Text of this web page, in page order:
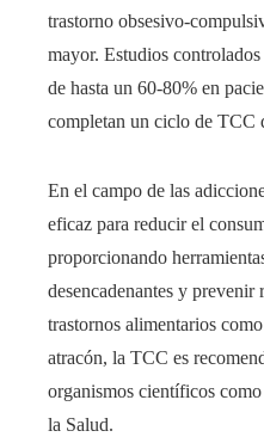
trastorno obsesivo-
mayor. Estudios
de hasta un 60-80% en
completan un ciclo de TCC
En el campo de las
eficaz para reducir el
proporcionando
desencadenantes y prevenir
trastornos alimentarios
atracón, la TCC es
organismos científicos
la Salud.